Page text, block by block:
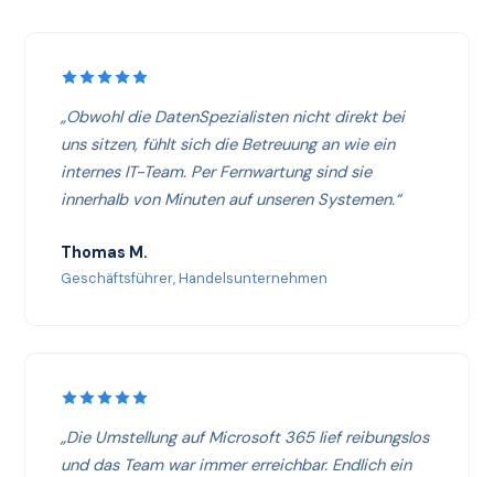
„Obwohl die DatenSpezialisten nicht direkt bei
uns sitzen, fühlt sich die Betreuung an wie ein
internes IT-Team. Per Fernwartung sind sie
innerhalb von Minuten auf unseren Systemen.“
Thomas M.
Geschäftsführer, Handelsunternehmen
„Die Umstellung auf Microsoft 365 lief reibungslos
und das Team war immer erreichbar. Endlich ein